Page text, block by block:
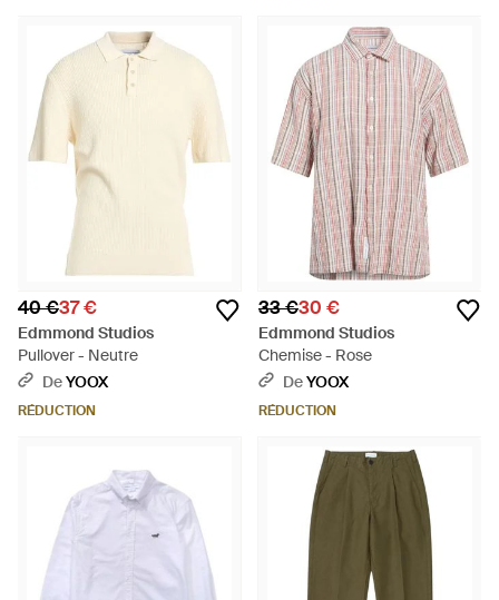
40 €37 €
Edmmond Studios
Pullover - Neutre
DeYOOX
RÉDUCTION
33 €30 €
Edmmond Studios
Chemise - Rose
DeYOOX
RÉDUCTION